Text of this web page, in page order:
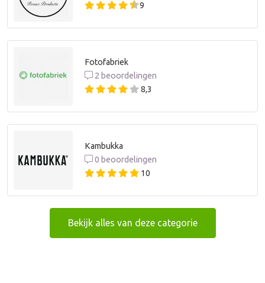
9
Fotofabriek
2 beoordelingen
8,3
Kambukka
0 beoordelingen
10
Bekijk alles van deze categorie